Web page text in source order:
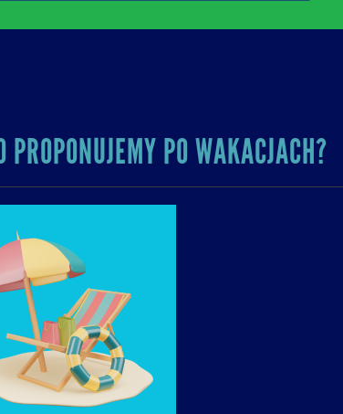
PO WAKACJACH?